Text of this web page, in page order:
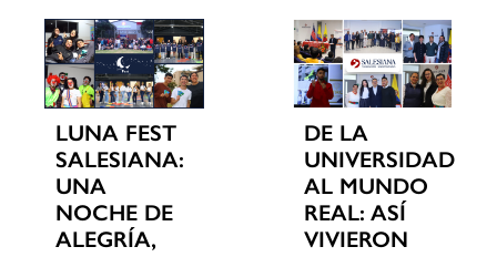
LUNA FEST
SALESIANA:
UNA
NOCHE DE
ALEGRÍA,
DE LA
UNIVERSIDAD
AL MUNDO
REAL: ASÍ
VIVIERON